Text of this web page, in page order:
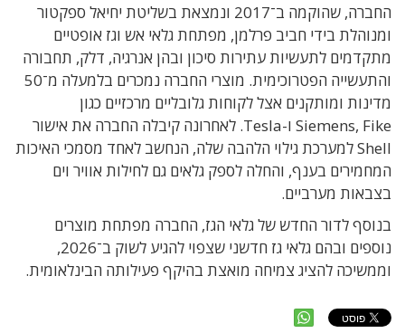
החברה, שהוקמה ב־2017 ונמצאת בשליטת יחיאל ספקטור
ומנוהלת בידי חביב פרלמן, מפתחת גלאי אש וגז אופטיים
מתקדמים לתעשיות עתירות סיכון ובהן אנרגיה, דלק, תחבורה
והתעשייה הפטרוכימית. מוצרי החברה נמכרים בלמעלה מ־50
מדינות ומותקנים אצל לקוחות גלובליים מרכזיים כגון
Siemens, Fike ו-Tesla. לאחרונה קיבלה החברה את אישור
Shell למערכת גילוי הלהבה שלה, הנחשב לאחד מסמכי האיכות
המחמירים בענף, והחלה לספק גלאים גם לחילות אוויר וים
בצבאות מערביים.
בנוסף לדור החדש של גלאי הגז, החברה מפתחת מוצרים
נוספים ובהם גלאי גז חדשני שצפוי להגיע לשוק ב־2026,
וממשיכה להציג צמיחה מואצת בהיקף פעילותה הבינלאומית.